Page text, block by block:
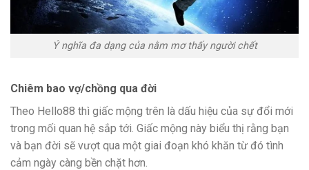
Ý nghĩa đa dạng của nằm mơ thấy người chết
Chiêm bao vợ/chồng qua đời
Theo Hello88 thì giấc mộng trên là dấu hiệu của sự đổi mới
trong mối quan hệ sắp tới. Giấc mộng này biểu thị rằng bạn
và bạn đời sẽ vượt qua một giai đoạn khó khăn từ đó tình
cảm ngày càng bền chặt hơn.